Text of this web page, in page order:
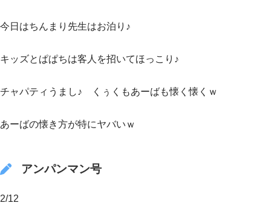
今日はちんまり先生はお泊り♪
キッズとぱぱちは客人を招いてほっこり♪
チャパティうまし♪ くぅくもあーばも懐く懐くｗ
あーばの懐き方が特にヤバいｗ
アンパンマン号
2/12